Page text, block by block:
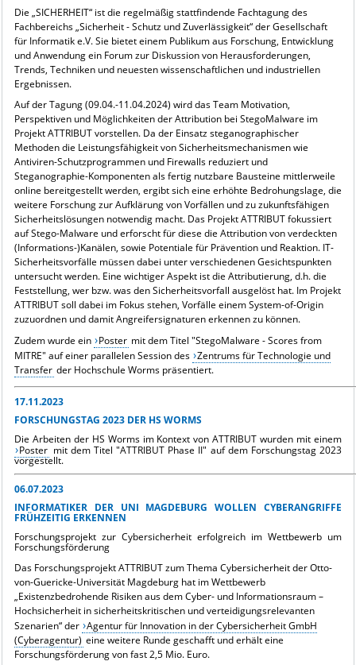
Die „SICHERHEIT“ ist die regelmäßig stattfindende Fachtagung des
Fachbereichs „Sicherheit - Schutz und Zuverlässigkeit“ der Gesellschaft
für Informatik e.V. Sie bietet einem Publikum aus Forschung, Entwicklung
und Anwendung ein Forum zur Diskussion von Herausforderungen,
Trends, Techniken und neuesten wissenschaftlichen und industriellen
Ergebnissen.
Auf der Tagung (09.04.-11.04.2024) wird das Team Motivation,
Perspektiven und Möglichkeiten der Attribution bei StegoMalware im
Projekt ATTRIBUT vorstellen. Da der Einsatz steganographischer
Methoden die Leistungsfähigkeit von Sicherheitsmechanismen wie
Antiviren-Schutzprogrammen und Firewalls reduziert und
Steganographie-Komponenten als fertig nutzbare Bausteine mittlerweile
online bereitgestellt werden, ergibt sich eine erhöhte Bedrohungslage, die
weitere Forschung zur Aufklärung von Vorfällen und zu zukunftsfähigen
Sicherheitslösungen notwendig macht. Das Projekt ATTRIBUT fokussiert
auf Stego-Malware und erforscht für diese die Attribution von verdeckten
(Informations-)Kanälen, sowie Potentiale für Prävention und Reaktion. IT-
Sicherheitsvorfälle müssen dabei unter verschiedenen Gesichtspunkten
untersucht werden. Eine wichtiger Aspekt ist die Attributierung, d.h. die
Feststellung, wer bzw. was den Sicherheitsvorfall ausgelöst hat. Im Projekt
ATTRIBUT soll dabei im Fokus stehen, Vorfälle einem System-of-Origin
zuzuordnen und damit Angreifersignaturen erkennen zu können.
Zudem wurde ein Poster mit dem Titel "StegoMalware - Scores from
MITRE" auf einer parallelen Session des Zentrums für Technologie und
Transfer der Hochschule Worms präsentiert.
17.11.2023
FORSCHUNGSTAG 2023 DER HS WORMS
Die Arbeiten der HS Worms im Kontext von ATTRIBUT wurden mit einem
Poster mit dem Titel "ATTRIBUT Phase II" auf dem Forschungstag 2023
vorgestellt.
06.07.2023
INFORMATIKER DER UNI MAGDEBURG WOLLEN CYBERANGRIFFE
FRÜHZEITIG ERKENNEN
Forschungsprojekt zur Cybersicherheit erfolgreich im Wettbewerb um
Forschungsförderung
Das Forschungsprojekt ATTRIBUT zum Thema Cybersicherheit der Otto-
von-Guericke-Universität Magdeburg hat im Wettbewerb
„Existenzbedrohende Risiken aus dem Cyber- und Informationsraum –
Hochsicherheit in sicherheitskritischen und verteidigungsrelevanten
Szenarien“ der Agentur für Innovation in der Cybersicherheit GmbH
(Cyberagentur) eine weitere Runde geschafft und erhält eine
Forschungsförderung von fast 2,5 Mio. Euro.